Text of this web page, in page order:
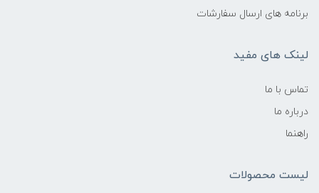
برنامه های ارسال سفارشات
لینک های مفید
تماس با ما
درباره ما
راهنما
لیست محصولات